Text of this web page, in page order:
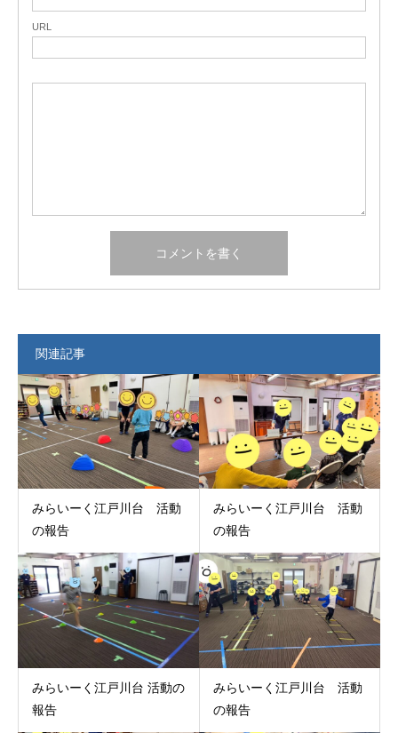
URL
関連記事
みらいーく江戸川台 活動
の報告
みらいーく江戸川台 活動
の報告
みらいーく江戸川台 活動の
報告
みらいーく江戸川台 活動
の報告